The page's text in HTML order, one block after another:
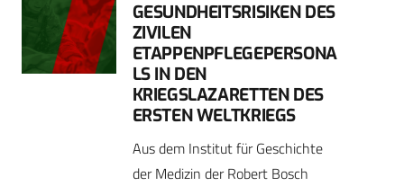
GESUNDHEITSRISIKEN DES
ZIVILEN
ETAPPENPFLEGEPERSONA
LS IN DEN
KRIEGSLAZARETTEN DES
ERSTEN WELTKRIEGS
Aus dem Institut für Geschichte
der Medizin der Robert Bosch